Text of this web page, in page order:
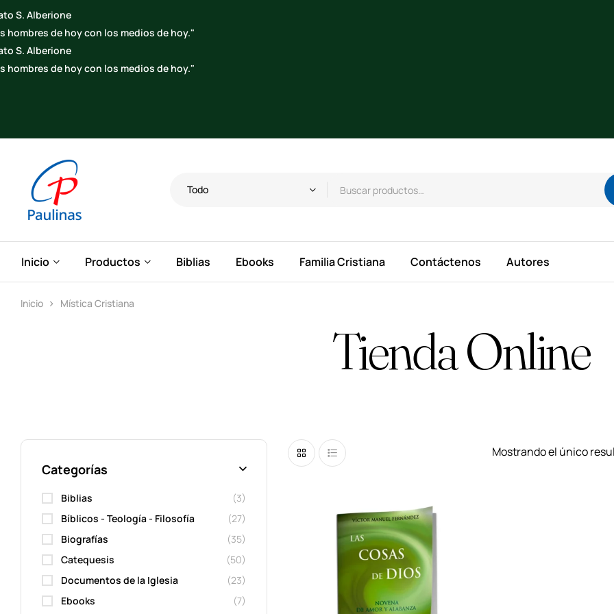
Todo
Inicio Productos Biblias Ebooks Familia Cristiana Contáctenos Autores
Inicio Mística Cristiana
Tienda Online
Mostrando el único
Categorías
Biblias
(3)
Bíblicos - Teología - Filosofía
(27)
Biografías
(35)
Catequesis
(50)
Documentos de la Iglesia
(23)
Ebooks
(7)